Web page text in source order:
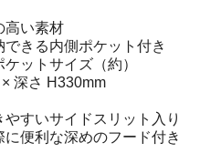
高い素材
できる内側ポケット付き
ットサイズ（約）
深さ H330mm
やすいサイドスリット入り
に便利な深めのフード付き